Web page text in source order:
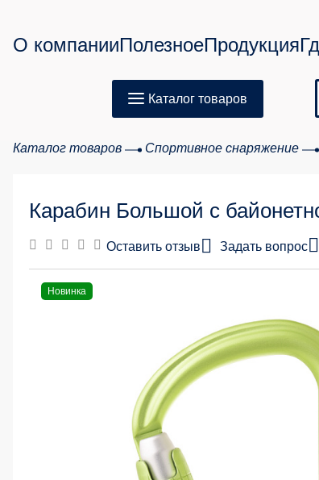
О компанииПолезноеПродукция
Каталог товаров
Каталог товаров Спортивное снаряжение
Карабин Большой с
Оставить отзыв Задать вопрос
Новинка